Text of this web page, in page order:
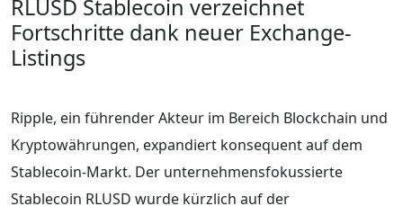
RLUSD Stablecoin verzeichnet
Fortschritte dank neuer Exchange-
Listings
Ripple, ein führender Akteur im Bereich Blockchain und
Kryptowährungen, expandiert konsequent auf dem
Stablecoin-Markt. Der unternehmensfokussierte
Stablecoin RLUSD wurde kürzlich auf der